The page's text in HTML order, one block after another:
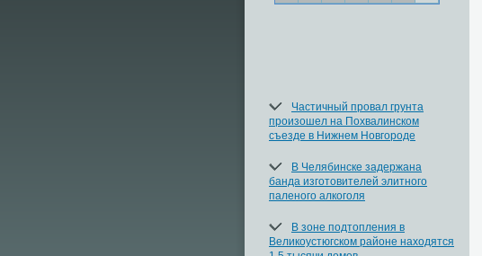
Частичный провал грунта
произошел на Похвалинском
съезде в Нижнем Новгороде
В Челябинске задержана
банда изготовителей элитного
паленого алкоголя
В зоне подтопления в
Великоустюгском районе находятся